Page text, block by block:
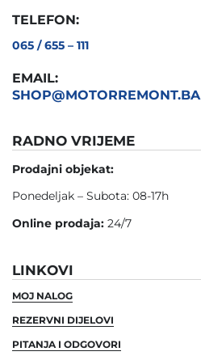
TELEFON:
065 / 655 – 111
EMAIL:
SHOP@MOTORREMONT.BA
RADNO VRIJEME
Prodajni objekat:
Ponedeljak – Subota: 08-17h
Online prodaja: 24/7
LINKOVI
MOJ NALOG
REZERVNI DIJELOVI
PITANJA I ODGOVORI